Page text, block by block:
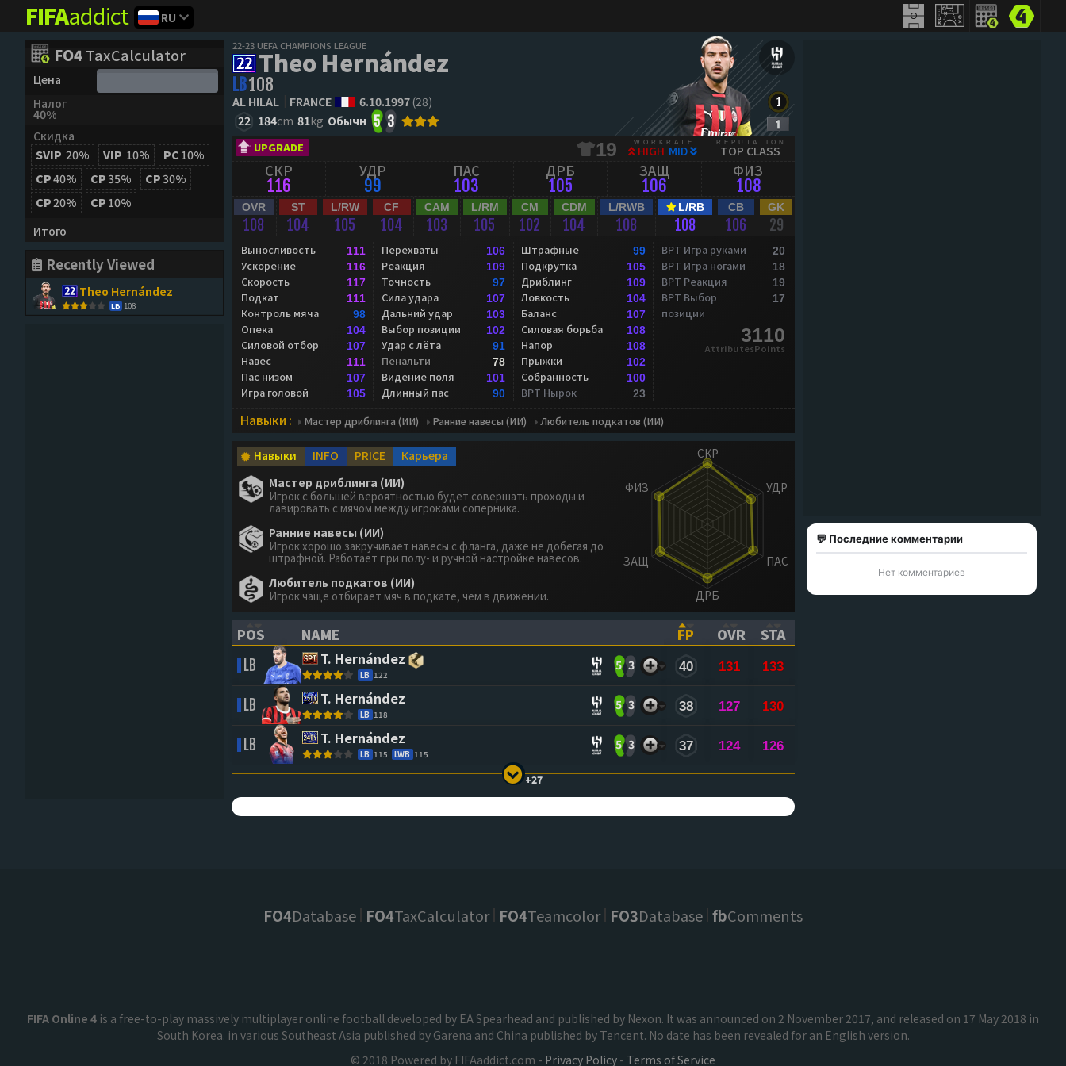
FIFAaddict RU
FO4TaxCalculator
Цена
Налог
40%
Скидка
SVIP 20% VIP 10% PC 10%
CP40% CP35% CP30%
CP20% CP 10%
Итого
Recently Viewed
Theo Hernández
LB 108
22-23 UEFA CHAMPIONS LEAGUE
Theo Hernández
LB108
AL HILAL FRANCE 6.10.1997(28)
22 184cm 81kg Обычн 5 3
UPGRADE 19 WORKRATE
HIGH MID
REPUTATION
TOP CLASS
СКР
116
УДР
99
ПАС
103
ДРБ
105
ЗАЩ
106
ФИЗ
108
OVR
108
ST
104
L/RW
105
CF
104
CAM
103
L/RM
105
CM
102
CDM
104
L/RWB
108
L/RB
108
CB
106
GK
29
Выносливость 111
Ускорение 116
Скорость 117
Подкат 111
Контроль мяча 98
Опека 104
Силовой отбор 107
Навес 111
Пас низом 107
Игра головой 105
Перехваты 106
Реакция 109
Точность 97
Сила удара 107
Дальний удар 103
Выбор позиции 102
Удар с лёта 91
Пенальти 78
Видение поля 101
Длинный пас 90
Штрафные 99
Подкрутка 105
Дриблинг 109
Ловкость 104
Баланс 107
Силовая борьба 108
Напор 108
Прыжки 102
Собранность 100
ВРТ Нырок 23
ВРТ Игра руками 20
ВРТ Игра ногами 18
ВРТ Реакция 19
ВРТ Выбор
позиции
17
3110
AttributesPoints
Навыки : Мастер дриблинга (ИИ) Ранние навесы (ИИ) Любитель подкатов (ИИ)
Навыки INFO PRICE
Карьера
Мастер дриблинга (ИИ)
Игрок с большей вероятностью будет совершать проходы и
лавировать с мячом между игроками соперника.
Ранние навесы (ИИ)
Игрок хорошо закручивает навесы с фланга, даже не добегая до
штрафной. Работает при полу- и ручной настройке навесов.
Любитель подкатов (ИИ)
Игрок чаще отбирает мяч в подкате, чем в движении.
POS
(CLICK TO SORT ASCENDING)
NAME
(CLICK TO SORT ASCENDING)
FP
OVR
STA
LB T. Hernández
LB 122
5 3 40 131 133
LB T. Hernández
LB 118
5 3 38 127 130
LB T. Hernández
LB 115 LWB 115
5 3 37 124 126
+27
💬 Последние комментарии
Нет комментариев
FO4Database FO4TaxCalculator FO4Teamcolor FO3Database fbComments
FIFA Online 4 is a free-to-play massively multiplayer online football developed by EA Spearhead and published by Nexon. It was announced on 2 November 2017, and released on 17 May 2018 in
South Korea. in various Southeast Asia published by Garena and China published by Tencent. No date has been revealed for an English version.
© 2018 Powered by FIFAaddict.com - Privacy Policy - Terms of Service